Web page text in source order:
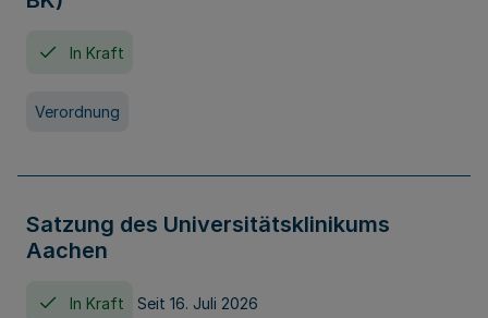
In Kraft
Verordnung
Satzung des Universitätsklinikums
Aachen
In Kraft Seit 16. Juli 2026